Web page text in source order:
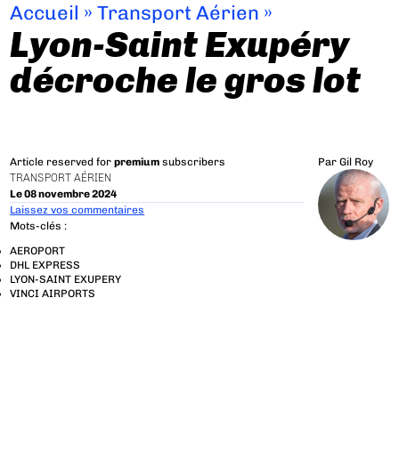
Accueil »Transport Aérien »
Lyon-Saint Exupéry
décroche le gros lot
Article reserved forpremium subscribers
TRANSPORT AÉRIEN
Le 08 novembre 2024
Par Gil Roy
Laissez vos commentaires
Mots-clés :
AEROPORT
DHL EXPRESS
LYON-SAINT EXUPERY
VINCI AIRPORTS